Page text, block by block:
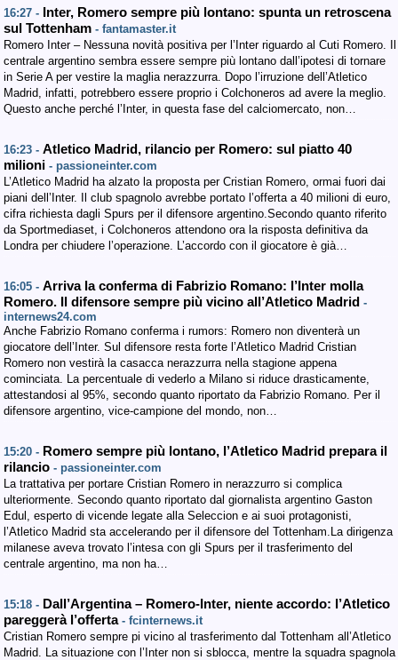
16:27 - Inter, Romero sempre più lontano: spunta un retroscena
sul Tottenham - fantamaster.it
Romero Inter – Nessuna novità positiva per l’Inter riguardo al Cuti Romero. Il
centrale argentino sembra essere sempre più lontano dall’ipotesi di tornare
in Serie A per vestire la maglia nerazzurra. Dopo l’irruzione dell’Atletico
Madrid, infatti, potrebbero essere proprio i Colchoneros ad avere la meglio.
Questo anche perché l’Inter, in questa fase del calciomercato, non…
16:23 - Atletico Madrid, rilancio per Romero: sul piatto 40
milioni - passioneinter.com
L’Atletico Madrid ha alzato la proposta per Cristian Romero, ormai fuori dai
piani dell’Inter. Il club spagnolo avrebbe portato l’offerta a 40 milioni di euro,
cifra richiesta dagli Spurs per il difensore argentino.Secondo quanto riferito
da Sportmediaset, i Colchoneros attendono ora la risposta definitiva da
Londra per chiudere l’operazione. L’accordo con il giocatore è già…
16:05 - Arriva la conferma di Fabrizio Romano: l’Inter molla
Romero. Il difensore sempre più vicino all’Atletico Madrid -
internews24.com
Anche Fabrizio Romano conferma i rumors: Romero non diventerà un
giocatore dell’Inter. Sul difensore resta forte l’Atletico Madrid Cristian
Romero non vestirà la casacca nerazzurra nella stagione appena
cominciata. La percentuale di vederlo a Milano si riduce drasticamente,
attestandosi al 95%, secondo quanto riportato da Fabrizio Romano. Per il
difensore argentino, vice-campione del mondo, non…
15:20 - Romero sempre più lontano, l’Atletico Madrid prepara il
rilancio - passioneinter.com
La trattativa per portare Cristian Romero in nerazzurro si complica
ulteriormente. Secondo quanto riportato dal giornalista argentino Gaston
Edul, esperto di vicende legate alla Seleccion e ai suoi protagonisti,
l’Atletico Madrid sta accelerando per il difensore del Tottenham.La dirigenza
milanese aveva trovato l’intesa con gli Spurs per il trasferimento del
centrale argentino, ma non ha…
15:18 - Dall’Argentina – Romero-Inter, niente accordo: l’Atletico
pareggerà l’offerta - fcinternews.it
Cristian Romero sempre pi vicino al trasferimento dal Tottenham all’Atletico
Madrid. La situazione con l’Inter non si sblocca, mentre la squadra spagnola